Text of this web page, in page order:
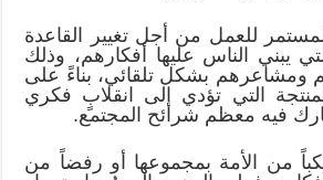
للعمل من أجل تغيير القاعدة
يبني الناس عليها أفكارهم، وذلك
ومشاعرهم بشكل تلقائي، بناءً على
التي تؤدي إلى انقلابٍ فكري
فيه معظم شرائح المجتمع.
من الأمة بمجموعها أو رفضاً من